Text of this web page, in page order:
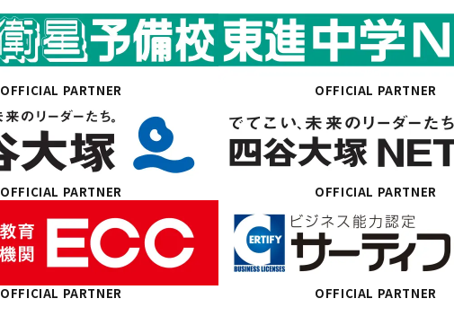
OFFICIAL PARTNER OFFICIAL PARTNER
OFFICIAL PARTNER OFFICIAL PARTNER
OFFICIAL PARTNER OFFICIAL PARTNER